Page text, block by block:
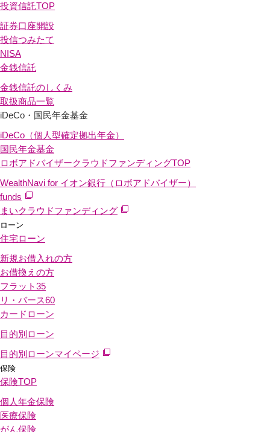
投資信託TOP
証券口座開設
投信つみたて
NISA
金銭信託
金銭信託のしくみ
取扱商品一覧
iDeCo・国民年金基金
iDeCo（個人型確定拠出年金）
国民年金基金
ロボアドバイザークラウドファンディングTOP
WealthNavi for イオン銀行（ロボアドバイザー）
funds
まいクラウドファンディング
ローン
住宅ローン
新規お借入れの方
お借換えの方
フラット35
リ・バース60
カードローン
目的別ローン
目的別ローンマイページ
保険
保険TOP
個人年金保険
医療保険
がん保険